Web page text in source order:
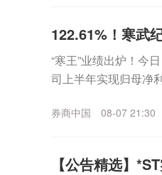
122.61%！寒武
“寒王”业绩出炉！今
司上半年实现归母净
券商中国 08-07 21:30
【公告精选】